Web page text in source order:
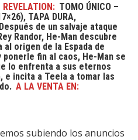
REVELATION: TOMO ÚNICO –
TAPA DURA,
de un salvaje ataque
Randor, He-Man descubre
origen de la Espada de
ponerle fin al caos, He-Man se
lo enfrenta a sus eternos
e incita a Teela a tomar las
A LA VENTA EN:
subiendo los anuncios